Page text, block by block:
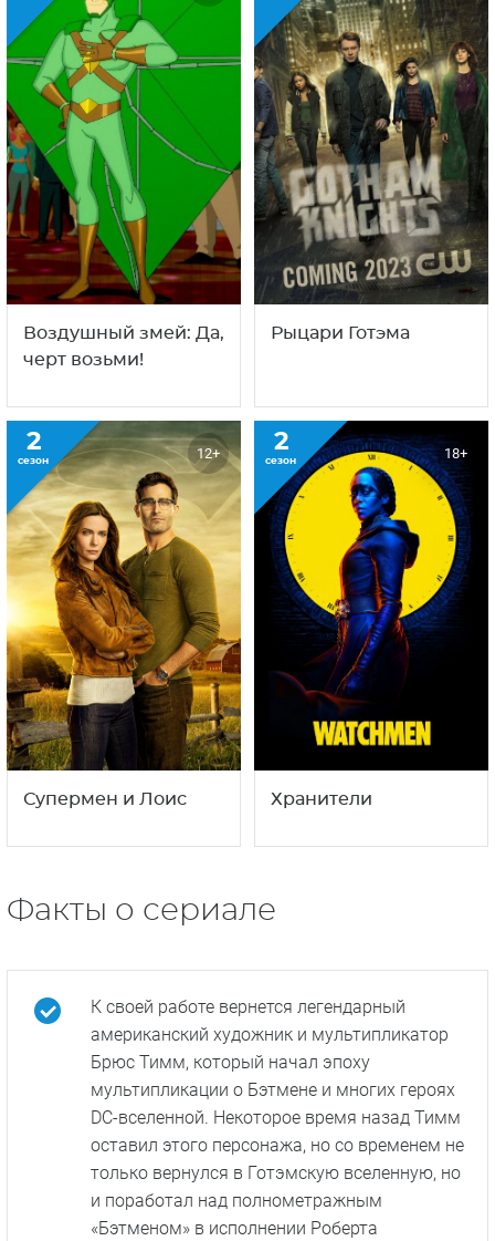
Воздушный змей: Да,
черт возьми!
Рыцари Готэма
2
сезон 12+
Супермен и Лоис
2
сезон 18+
Хранители
Факты о сериале
К своей работе вернется легендарный
американский художник и мультипликатор
Брюс Тимм, который начал эпоху
мультипликации о Бэтмене и многих героях
DC-вселенной. Некоторое время назад Тимм
оставил этого персонажа, но со временем не
только вернулся в Готэмскую вселенную, но
и поработал над полнометражным
«Бэтменом» в исполнении Роберта